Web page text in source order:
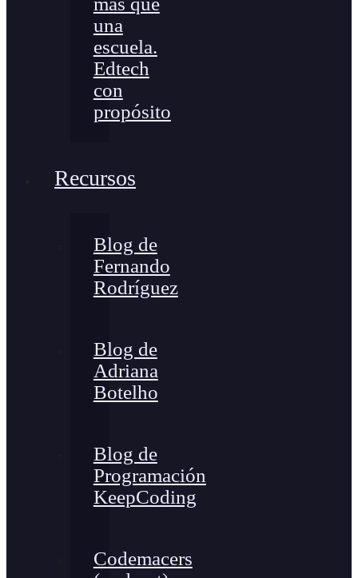
una
escuela.
Edtech
con
propósito
Recursos
Blog de
Fernando
Rodríguez
Blog de
Adriana
Botelho
Blog de
Programación
KeepCoding
Codemacers